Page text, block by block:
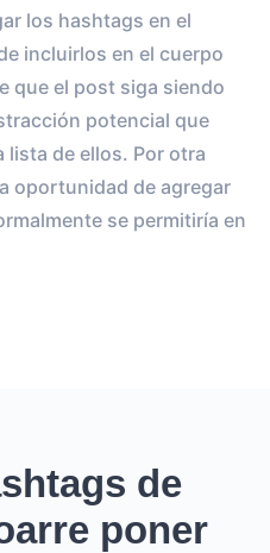
los hashtags en el
incluirlos en el cuerpo
que el post siga siendo
potencial que
lista de ellos. Por otra
oportunidad de agregar
se permitiría en
de
poner